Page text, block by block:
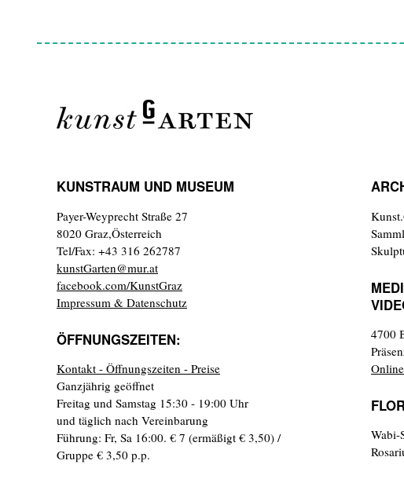
KUNSTRAUM UND MUSEUM
Payer-Weyprecht Straße 27
8020 Graz,Österreich
Tel/Fax: +43 316 262787
kunstGarten@mur.at
facebook.com/KunstGraz
Impressum & Datenschutz
ÖFFNUNGSZEITEN:
Kontakt - Öffnungszeiten - Preise
Ganzjährig geöffnet
Freitag und Samstag 15:30 - 19:00 Uhr
und täglich nach Vereinbarung
Führung: Fr, Sa 16:00. € 7 (ermäßigt € 3,50) /
Gruppe € 3,50 p.p.
4700
Wabi-